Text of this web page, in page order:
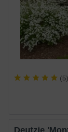
(5)
Deutzie